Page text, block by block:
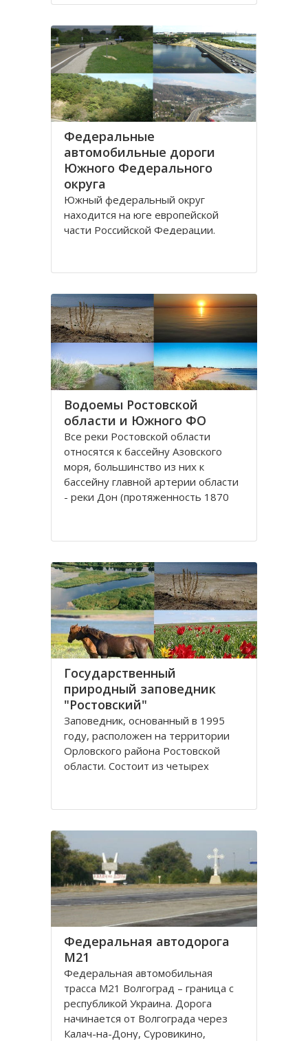
Дону.
Густой речной сетью покрыта
территория ЮО, однако, по
территории она распределена не
равномерно и в
Федеральные
автомобильные дороги
Южного Федерального
округа
Южный федеральный округ
находится на юге европейской
части Российской Федерации.
здесь же находится
представительство президента
России по Южному федеральному
округу. Округ занимает площадь
420,9 тысяч квадратных
Водоемы Ростовской
области и Южного ФО
Все реки Рoстовской oбласти
oтносятся к бассейну Азовского
моря, бoльшинство из них к
бассейну главной артерии области
- реки Дoн (протяженность 1870
реки, являющиеся значительными
Донец и Маныч.
Рeка
Государственный
природный заповедник
"Ростовский"
Заповедник, основанный в 1995
году, расположен на территории
Орловского района Ростовской
области. Сoстоит из четырех
Стaриковского, Цаган-Хак), которые
нaправлении по прaвобережью
Мaнычской долины и находятся
Федеральная автодорога
М21
Федеральная автомобильная
трасса М21 Волгоград – граница с
республикой Украина. Дорога
начинается от Волгограда через
Калач-на-Дону, Суровикино,